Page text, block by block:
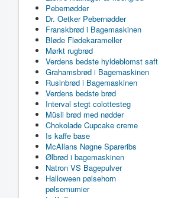
Pebernødder
Dr. Oetker Pebernødder
Franskbrød i Bagemaskinen
Bløde Flødekarameller
Mørkt rugbrød
Verdens bedste hyldeblomst saft
Grahamsbrød i Bagemaskinen
Rusinbrød i Bagemaskinen
Verdens bedste brød
Interval stegt colottesteg
Müsli brød med nødder
Chokolade Cupcake creme
Is kaffe base
McAllans Nøgne Spareribs
Ølbrød i bagemaskinen
Natron VS Bagepulver
Halloween pølsehorn
pølsemumier